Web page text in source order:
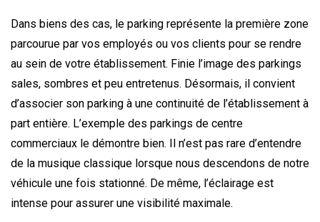
Dans biens des cas, le parking représente la première zone
parcourue par vos employés ou vos clients pour se rendre
au sein de votre établissement. Finie l’image des parkings
sales, sombres et peu entretenus. Désormais, il convient
d’associer son parking à une continuité de l’établissement à
part entière. L’exemple des parkings de centre
commerciaux le démontre bien. Il n’est pas rare d’entendre
de la musique classique lorsque nous descendons de notre
véhicule une fois stationné. De même, l’éclairage est
intense pour assurer une visibilité maximale.